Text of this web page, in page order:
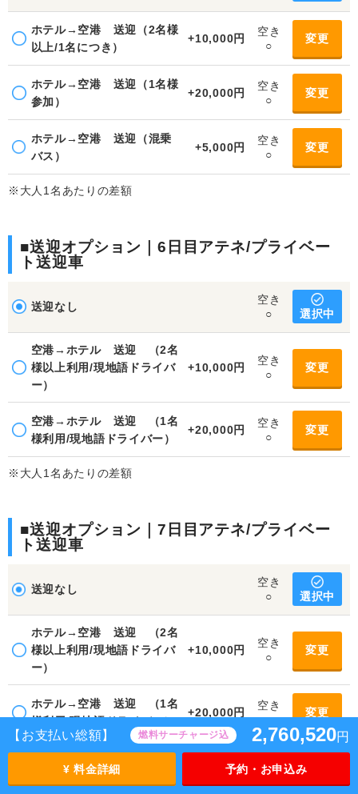
【お支払い総額】 燃料サーチャージ込 2,760,520円
¥ 料金詳細 予約・お申込み
ホテル→空港 送迎（2名様
以上/1名につき）
+10,000円
空き
○
変更
ホテル→空港 送迎（1名様
参加）
+20,000円
空き
○
変更
ホテル→空港 送迎（混乗
バス）
+5,000円
空き
○
変更
※大人1名あたりの差額
■送迎オプション｜6日目アテネ/プライベー
ト送迎車
送迎なし
空き
○
選択中
空港→ホテル 送迎 （2名
様以上利用/現地語ドライバ
ー）
+10,000円
空き
○
変更
空港→ホテル 送迎 （1名
様利用/現地語ドライバー）
+20,000円
空き
○
変更
※大人1名あたりの差額
■送迎オプション｜7日目アテネ/プライベー
ト送迎車
送迎なし
空き
○
選択中
ホテル→空港 送迎 （2名
様以上利用/現地語ドライバ
ー）
+10,000円
空き
○
変更
ホテル→空港 送迎 （1名
様利用/現地語ドライバー）
+20,000円
空き
○
変更
※大人1名あたりの差額